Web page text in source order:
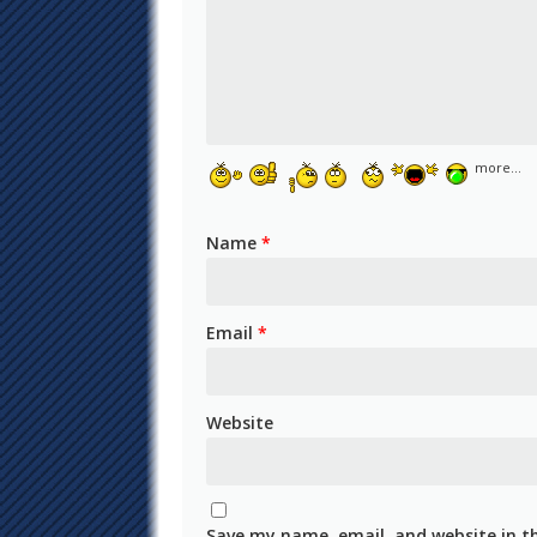
more...
Name *
Email *
Website